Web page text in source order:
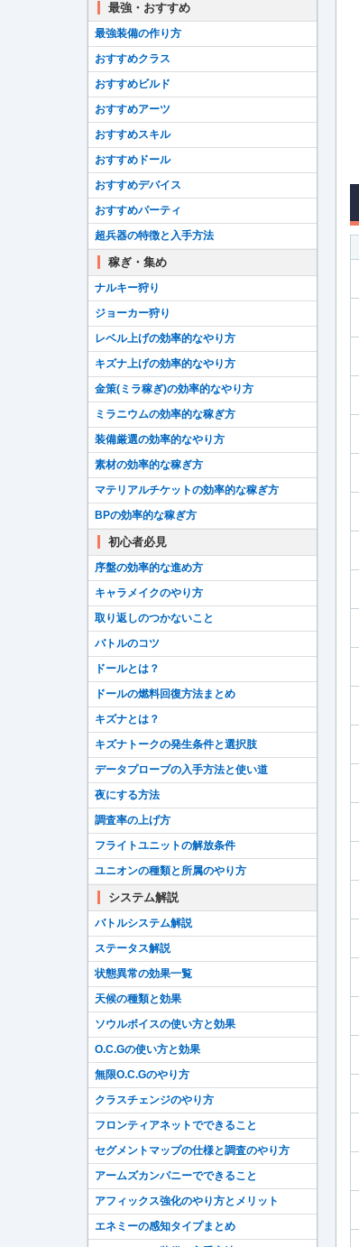
最強・おすすめ
最強装備の作り方
おすすめクラス
おすすめビルド
おすすめアーツ
おすすめスキル
おすすめドール
おすすめデバイス
おすすめパーティ
超兵器の特徴と入手方法
稼ぎ・集め
ナルキー狩り
ジョーカー狩り
レベル上げの効率的なやり方
キズナ上げの効率的なやり方
金策(ミラ稼ぎ)の効率的なやり方
ミラニウムの効率的な稼ぎ方
装備厳選の効率的なやり方
素材の効率的な稼ぎ方
マテリアルチケットの効率的な稼ぎ方
BPの効率的な稼ぎ方
初心者必見
序盤の効率的な進め方
キャラメイクのやり方
取り返しのつかないこと
バトルのコツ
ドールとは？
ドールの燃料回復方法まとめ
キズナとは？
キズナトークの発生条件と選択肢
データプローブの入手方法と使い道
夜にする方法
調査率の上げ方
フライトユニットの解放条件
ユニオンの種類と所属のやり方
システム解説
バトルシステム解説
ステータス解説
状態異常の効果一覧
天候の種類と効果
ソウルボイスの使い方と効果
O.C.Gの使い方と効果
無限O.C.Gのやり方
クラスチェンジのやり方
フロンティアネットでできること
セグメントマップの仕様と調査のやり方
アームズカンパニーでできること
アフィックス強化のやり方とメリット
エネミーの感知タイプまとめ